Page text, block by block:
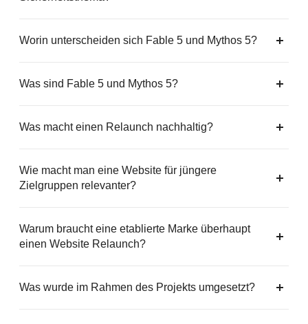
Worin unterscheiden sich Fable 5 und Mythos 5?
Was sind Fable 5 und Mythos 5?
Was macht einen Relaunch nachhaltig?
Wie macht man eine Website für jüngere
Zielgruppen relevanter?
Warum braucht eine etablierte Marke überhaupt
einen Website Relaunch?
Was wurde im Rahmen des Projekts umgesetzt?